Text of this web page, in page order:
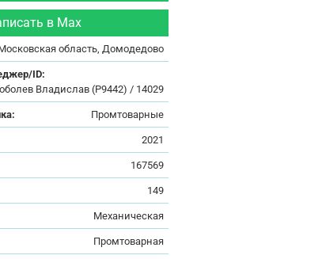
в Max
область, Домодедово
ID:
Владислав (Р9442) / 14029
Промтоварные
2021
167569
149
Механическая
Промтоварная